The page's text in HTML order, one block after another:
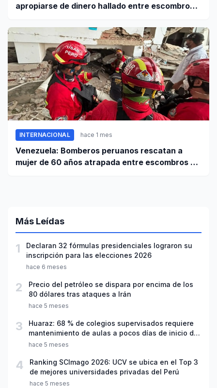
apropiarse de dinero hallado entre escombros
INTERNACIONAL hace 1 mes
Venezuela: Bomberos peruanos rescatan a
mujer de 60 años atrapada entre escombros de
Más Leídas
1
Declaran 32 fórmulas presidenciales lograron su
inscripción para las elecciones 2026
hace 6 meses
2
Precio del petróleo se dispara por encima de los
80 dólares tras ataques a Irán
hace 5 meses
3
Huaraz: 68 % de colegios supervisados requiere
mantenimiento de aulas a pocos días de inicio del
año escolar 2026
hace 5 meses
4
Ranking SCImago 2026: UCV se ubica en el Top 3
de mejores universidades privadas del Perú
hace 5 meses